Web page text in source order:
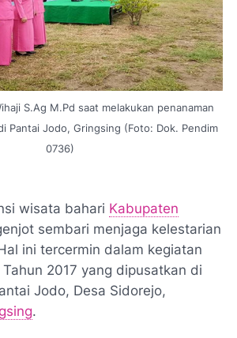
S.Ag M.Pd saat melakukan penanaman
Pantai Jodo, Gringsing (Foto: Dok. Pendim
0736)
wisata bahari Kabupaten
sembari menjaga kelestarian
ini tercermin dalam kegiatan
2017 yang dipusatkan di
Jodo, Desa Sidorejo,
.